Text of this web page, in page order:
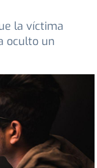
la víctima
oculto un